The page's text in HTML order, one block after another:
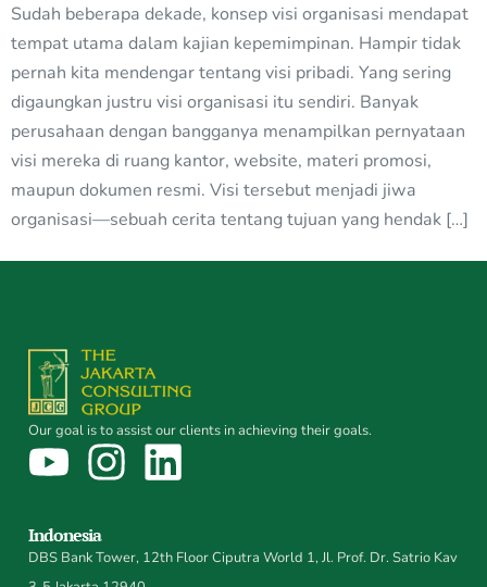
Sudah beberapa dekade, konsep visi organisasi mendapat
tempat utama dalam kajian kepemimpinan. Hampir tidak
pernah kita mendengar tentang visi pribadi. Yang sering
digaungkan justru visi organisasi itu sendiri. Banyak
perusahaan dengan bangganya menampilkan pernyataan
visi mereka di ruang kantor, website, materi promosi,
maupun dokumen resmi. Visi tersebut menjadi jiwa
organisasi—sebuah cerita tentang tujuan yang hendak […]
Our goal is to assist our clients in achieving their goals.
Indonesia
DBS Bank Tower, 12th Floor Ciputra World 1, Jl. Prof. Dr. Satrio Kav